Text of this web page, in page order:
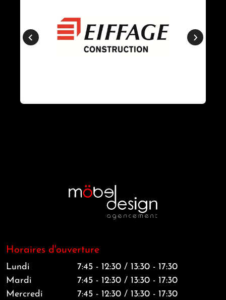
Horaires d'ouverture
Lundi
7:45 - 12:30 / 13:30 - 17:30
Mardi
7:45 - 12:30 / 13:30 - 17:30
Mercredi
7:45 - 12:30 / 13:30 - 17:30